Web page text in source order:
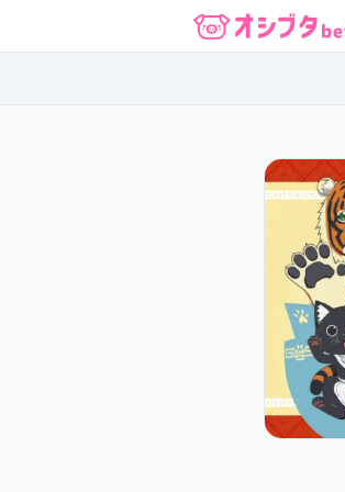
オシブタ Oshibuta